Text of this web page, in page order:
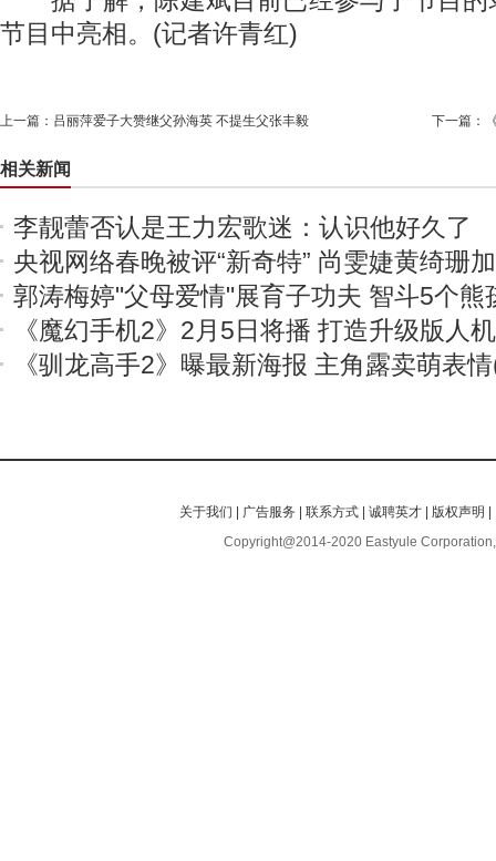
节目中亮相。(记者许青红)
上一篇： 吕丽萍爱子大赞继父孙海英 不提生父张丰毅 下一篇：
相关新闻
李靓蕾否认是王力宏歌迷：认识他好久了
央视网络春晚被评“新奇特” 尚雯婕黄绮珊
郭涛梅婷"父母爱情"展育子功夫 智斗5个熊
《魔幻手机2》2月5日将播 打造升级版人
《驯龙高手2》曝最新海报 主角露卖萌表
关于我们 广告服务 |联系方式 |诚聘英才 版权声明
Copyright@2014-2020 Eastyule